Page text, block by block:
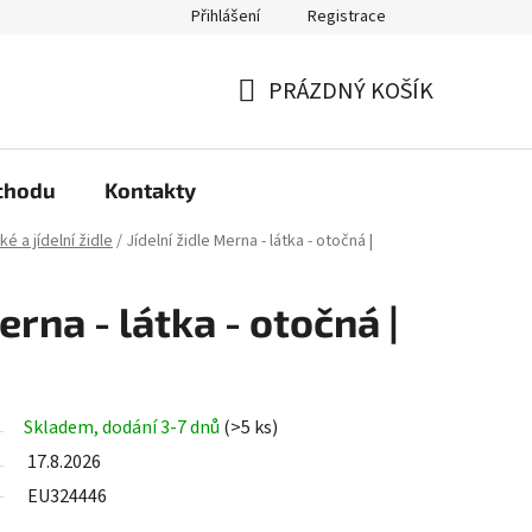
Podmínky ochrany osobních údajů
Přihlášení Registrace
PRÁZDNÝ KOŠÍK
Kontakty
a jídelní židle/ Jídelní židle Merna - látka - otočná |
- látka - otočná |
Skladem, dodání 3-7 dnů (>5 ks)
17.8.2026
EU324446